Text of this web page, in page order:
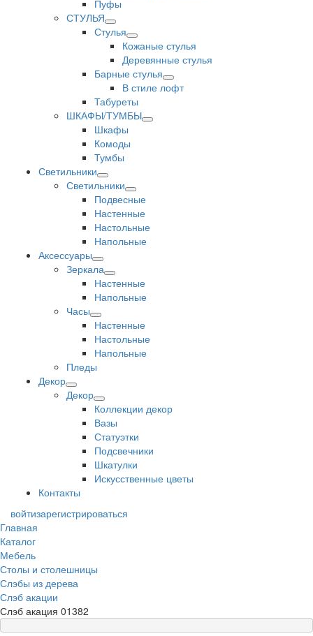
Пуфы
СТУЛЬЯ
Стулья
Кожаные стулья
Деревянные стулья
Барные стулья
В стиле лофт
Табуреты
ШКАФЫ/ТУМБЫ
Шкафы
Комоды
Тумбы
Светильники
Светильники
Подвесные
Настенные
Настольные
Напольные
Аксессуары
Зеркала
Настенные
Напольные
Часы
Настенные
Настольные
Напольные
Пледы
Декор
Декор
Коллекции декор
Вазы
Статуэтки
Подсвечники
Шкатулки
Искусственные цветы
Контакты
войтизарегистрироваться
Главная
Каталог
Мебель
Столы и столешницы
Слэбы из дерева
Слэб акации
Слэб акация 01382